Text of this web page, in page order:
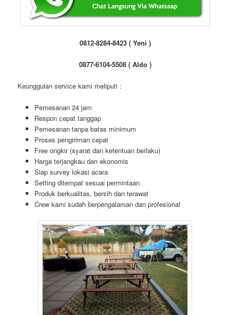
0812-8284-8423 ( Yeni )
0877-6104-5508 ( Aldo )
Keunggulan service kami meliputi :
Pemesanan 24 jam
Respon cepat tanggap
Pemesanan tanpa batas minimum
Proses pengiriman cepat
Free ongkir (syarat dan ketentuan berlaku)
Harga terjangkau dan ekonomis
Siap survey lokasi acara
Setting ditempat sesuai permintaan
Produk berkualitas, bersih dan terawat
Crew kami sudah berpengalaman dan profesional